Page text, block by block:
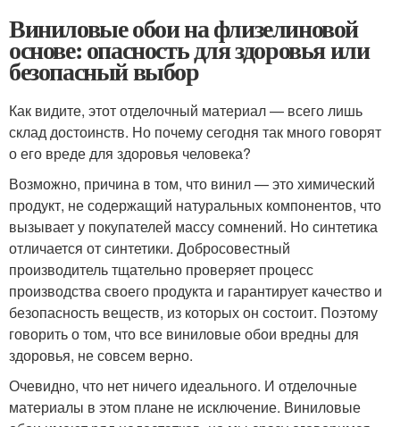
Виниловые обои на флизелиновой
основе: опасность для здоровья или
безопасный выбор
Как видите, этот отделочный материал — всего лишь
склад достоинств. Но почему сегодня так много говорят
о его вреде для здоровья человека?
Возможно, причина в том, что винил — это химический
продукт, не содержащий натуральных компонентов, что
вызывает у покупателей массу сомнений. Но синтетика
отличается от синтетики. Добросовестный
производитель тщательно проверяет процесс
производства своего продукта и гарантирует качество и
безопасность веществ, из которых он состоит. Поэтому
говорить о том, что все виниловые обои вредны для
здоровья, не совсем верно.
Очевидно, что нет ничего идеального. И отделочные
материалы в этом плане не исключение. Виниловые